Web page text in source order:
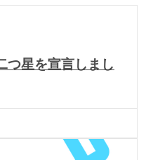
星を宣言しまし